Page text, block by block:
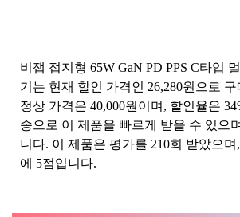
비잽 접지형 65W GaN PD PPS C타입
기는 현재 할인 가격인 26,280원으로
정상 가격은 40,000원이며, 할인율은
송으로 이 제품을 빠르게 받을 수 있으
니다. 이 제품은 평가를 210회 받았으
에 5점입니다.